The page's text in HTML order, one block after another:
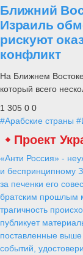
Ближний
Израиль
рискуют
конфликт
На Ближнем
который всего
1 305 0 0
#Арабские страны
Проект
«Анти Россия» -
и беспринципному
за печенки его
братским прошлым
трагичность
публикует
поставленные выше
событий,